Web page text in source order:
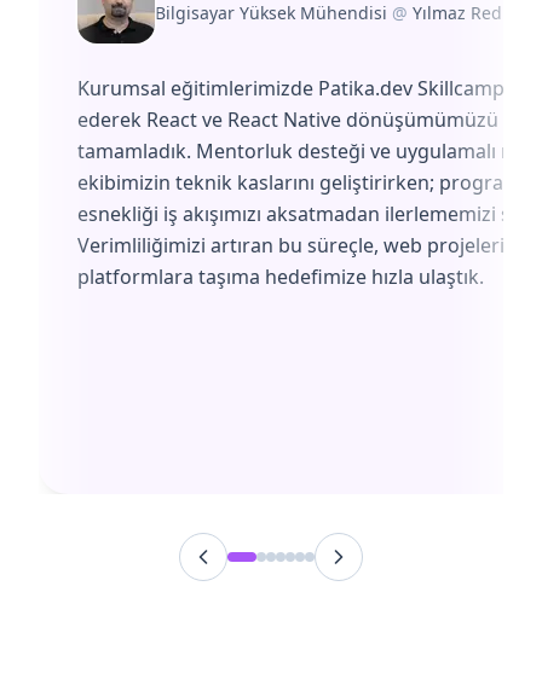
Bilgisayar Yüksek Mühendisi @ Yılmaz
Kurumsal eğitimlerimizde Patika.dev Skillcamp'i
ederek React ve React Native dönüşümümüzü
tamamladık. Mentorluk desteği ve uygulamalı
ekibimizin teknik kaslarını geliştirirken; programın
esnekliği iş akışımızı aksatmadan ilerlememizi
Verimliliğimizi artıran bu süreçle, web
platformlara taşıma hedefimize hızla ulaştık.